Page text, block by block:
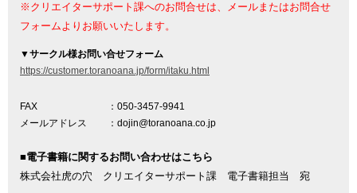
※クリエイターサポート課へのお問合せは、メールまたはお問合せ
フォームよりお願いいたします。
▼サークル様お問い合せフォーム
https://customer.toranoana.jp/form/itaku.html
FAX
：050-3457-9941
メールアドレス
：dojin@toranoana.co.jp
■電子書籍に関するお問い合わせはこちら
株式会社虎の穴 クリエイターサポート課 電子書籍担当 宛